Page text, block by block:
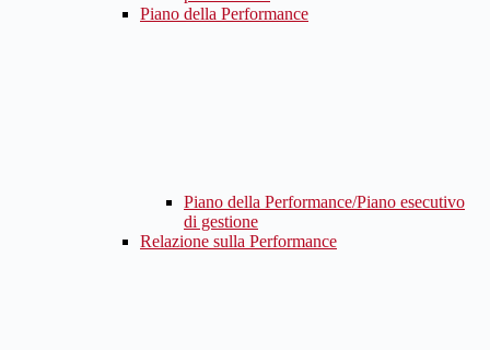
Piano della Performance
Piano della Performance/Piano esecutivo
di gestione
Relazione sulla Performance